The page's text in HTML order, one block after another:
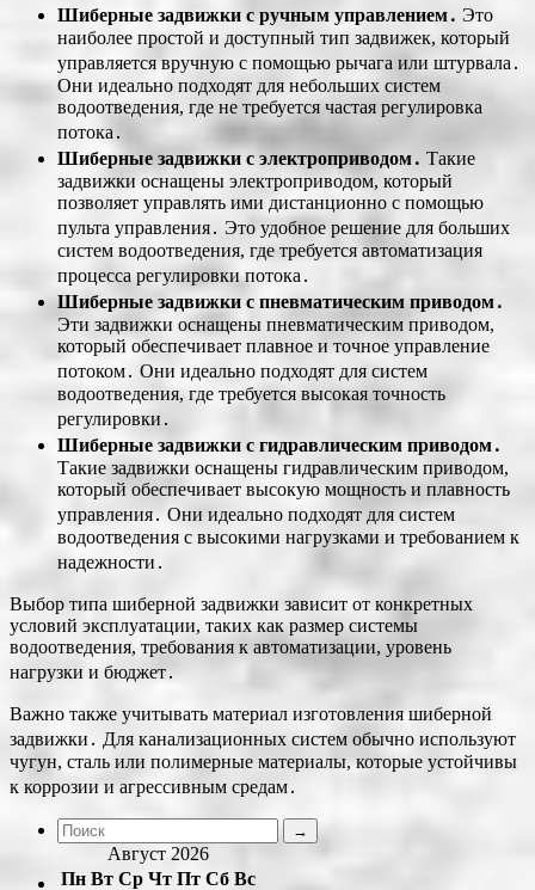
Шиберные задвижки с ручным управлением․ Это
наиболее простой и доступный тип задвижек, который
управляется вручную с помощью рычага или штурвала․
Они идеально подходят для небольших систем
водоотведения, где не требуется частая регулировка
потока․
Шиберные задвижки с электроприводом․ Такие
задвижки оснащены электроприводом, который
позволяет управлять ими дистанционно с помощью
пульта управления․ Это удобное решение для больших
систем водоотведения, где требуется автоматизация
процесса регулировки потока․
Шиберные задвижки с пневматическим приводом․
Эти задвижки оснащены пневматическим приводом,
который обеспечивает плавное и точное управление
потоком․ Они идеально подходят для систем
водоотведения, где требуется высокая точность
регулировки․
Шиберные задвижки с гидравлическим приводом․
Такие задвижки оснащены гидравлическим приводом,
который обеспечивает высокую мощность и плавность
управления․ Они идеально подходят для систем
водоотведения с высокими нагрузками и требованием к
надежности․
Выбор типа шиберной задвижки зависит от конкретных
условий эксплуатации, таких как размер системы
водоотведения, требования к автоматизации, уровень
нагрузки и бюджет․
Важно также учитывать материал изготовления шиберной
задвижки․ Для канализационных систем обычно используют
чугун, сталь или полимерные материалы, которые устойчивы
к коррозии и агрессивным средам․
Август 2026
Пн Вт Ср Чт Пт Сб Вс